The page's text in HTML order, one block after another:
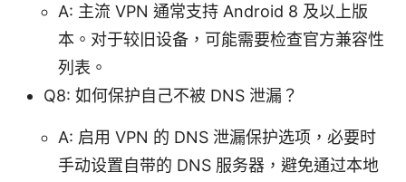
A: 主流 VPN 通常支持 Android 8 及以上版
本。对于较旧设备，可能需要检查官方兼容性
列表。
Q8: 如何保护自己不被 DNS 泄漏？
A: 启用 VPN 的 DNS 泄漏保护选项，必要时
手动设置自带的 DNS 服务器，避免通过本地